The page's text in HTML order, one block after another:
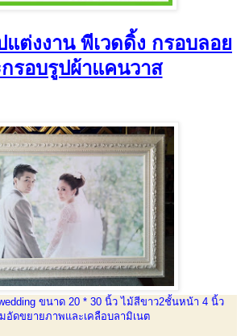
ต่งงาน พีเวดดิ้ง กรอบลอย
รอบรูปผ้าแคนวาส
ขนาด 20 * 30 นิ้ว ไม้สีขาว2ชั้นหน้า 4 นิ้ว
อัดขยายภาพและเคลือบลามิเนต